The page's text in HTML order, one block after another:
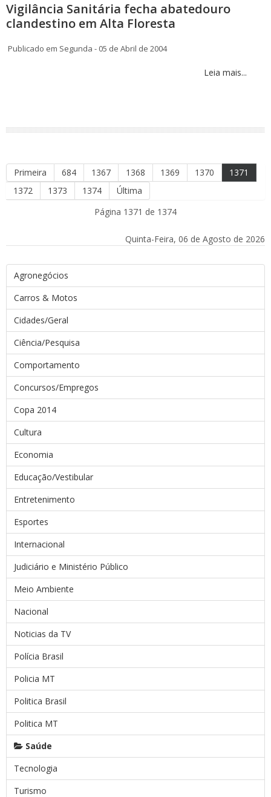
Vigilância Sanitária fecha abatedouro
clandestino em Alta Floresta
Publicado em Segunda - 05 de Abril de 2004
Leia mais...
Primeira 684 1367 1368 1369 1370
1371
1372
1373 1374
Última
Página 1371 de 1374
Quinta-Feira, 06 de Agosto de 2026
Agronegócios
Carros & Motos
Cidades/Geral
Ciência/Pesquisa
Comportamento
Concursos/Empregos
Copa 2014
Cultura
Economia
Educação/Vestibular
Entretenimento
Esportes
Internacional
Judiciário e Ministério Público
Meio Ambiente
Nacional
Noticias da TV
Polícia Brasil
Policia MT
Politica Brasil
Politica MT
Saúde
Tecnologia
Turismo